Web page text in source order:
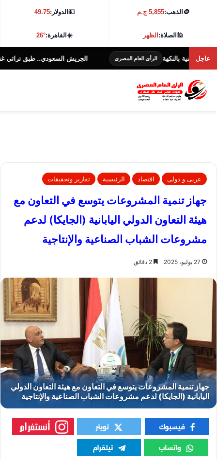
🪙 الذهب:5,855 ج.م 💵الدولار:49.75
🕌الصلاة:الظهر ☀️القاهرة:26°
عاجل الرأى العام المصرى الجريش السعودي.. طبق تراثي غني بالنكهة
عربى و دولى اقتصاد الرئيسية تقارير وتحقيقات
جهاز تنمية المشروعات يتوسع في التعاون مع
هيئة التعاون الدولي اليابانية (الجايكا) لدعم
مشروعات الشباب الصناعية والإنتاجية
27 يوليو، 2025